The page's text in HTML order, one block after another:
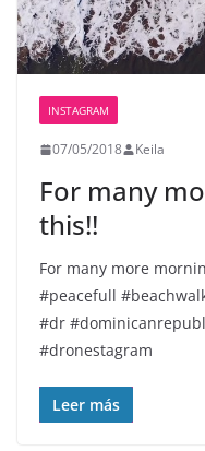
INSTAGRAM
07/05/2018 Keila
For many
this!!
For many more
#peacefull
#dr
#dronestagram
Leer más